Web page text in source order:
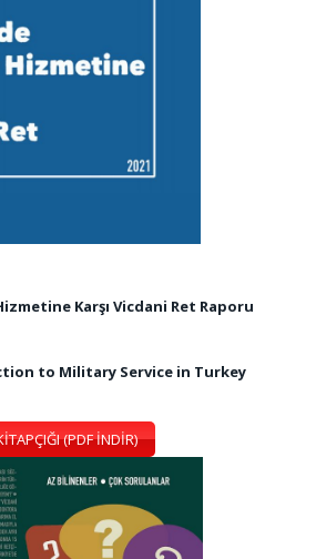
Karşı Vicdani Ret Raporu
to Military Service in Turkey
(PDF İNDİR)